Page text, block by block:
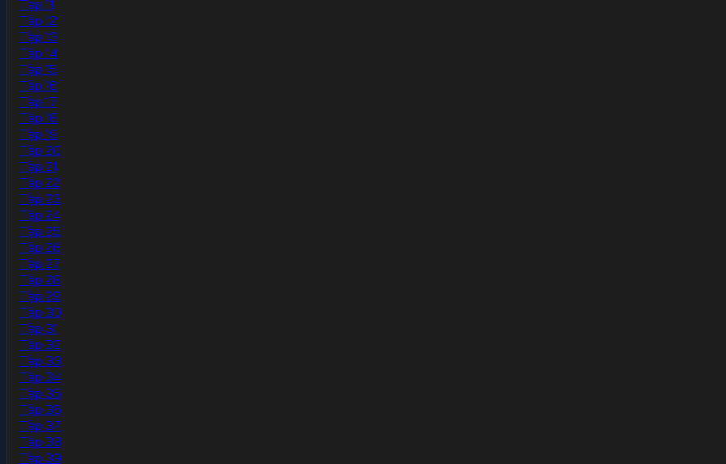
Tập 11
Tập 12
Tập 13
Tập 14
Tập 15
Tập 16
Tập 17
Tập 18
Tập 19
Tập 20
Tập 21
Tập 22
Tập 23
Tập 24
Tập 25
Tập 26
Tập 27
Tập 28
Tập 29
Tập 30
Tập 31
Tập 32
Tập 33
Tập 34
Tập 35
Tập 36
Tập 37
Tập 38
Tập 39